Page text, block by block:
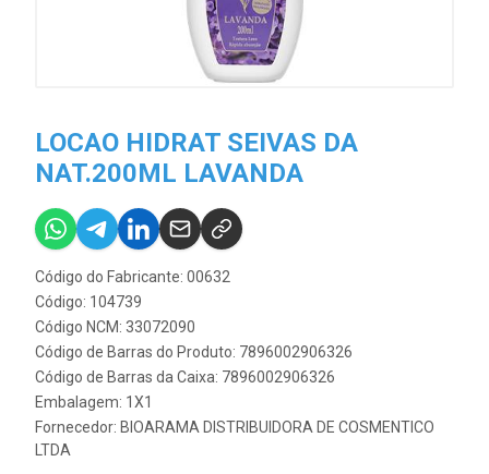
LOCAO HIDRAT SEIVAS DA
NAT.200ML LAVANDA
Código do Fabricante: 00632
Código: 104739
Código NCM: 33072090
Código de Barras do Produto: 7896002906326
Código de Barras da Caixa: 7896002906326
Embalagem: 1X1
Fornecedor: BIOARAMA DISTRIBUIDORA DE COSMENTICO
LTDA